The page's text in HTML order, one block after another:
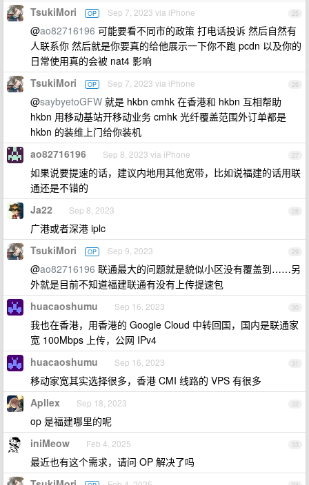
25
TsukiMori OP Sep 7, 2023 via iPhone
@ao82716196 可能要看不同市的政策 打电话投诉 然后自然有
人联系你 然后就是你要真的给他展示一下你不跑 pcdn 以及你的
日常使用真的会被 nat4 影响
26
TsukiMori OP Sep 7, 2023 via iPhone
@saybyetoGFW 就是 hkbn cmhk 在香港和 hkbn 互相帮助
hkbn 用移动基站开移动业务 cmhk 光纤覆盖范围外订单都是
hkbn 的装维上门给你装机
27
ao82716196 Sep 8, 2023 via iPhone
如果说要提速的话，建议内地用其他宽带，比如说福建的话用联
通还是不错的
28
Ja22 Sep 8, 2023
广港或者深港 iplc
29
TsukiMori OP Sep 9, 2023
@ao82716196 联通最大的问题就是貌似小区没有覆盖到……另
外就是目前不知道福建联通有没有上传提速包
30
huacaoshumu Sep 16, 2023
我也在香港，用香港的 Google Cloud 中转回国，国内是联通家
宽 100Mbps 上传，公网 IPv4
31
huacaoshumu Sep 16, 2023
移动家宽其实选择很多，香港 CMI 线路的 VPS 有很多
32
Apllex Sep 18, 2023
op 是福建哪里的呢
33
iniMeow Feb 4, 2025
最近也有这个需求，请问 OP 解决了吗